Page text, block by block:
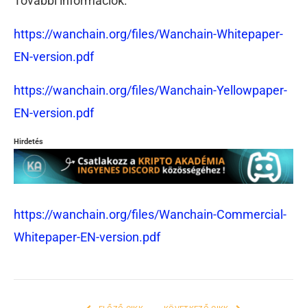
https://wanchain.org/files/Wanchain-Whitepaper-
EN-version.pdf
https://wanchain.org/files/Wanchain-Yellowpaper-
EN-version.pdf
Hirdetés
https://wanchain.org/files/Wanchain-Commercial-
Whitepaper-EN-version.pdf